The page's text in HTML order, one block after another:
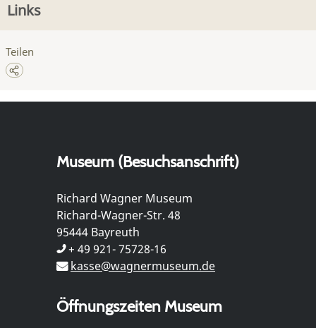
Links
Teilen
Museum (Besuchsanschrift)
Richard Wagner Museum
Richard-Wagner-Str. 48
95444 Bayreuth
+ 49 921- 75728-16
kasse@wagnermuseum.de
Öffnungszeiten Museum